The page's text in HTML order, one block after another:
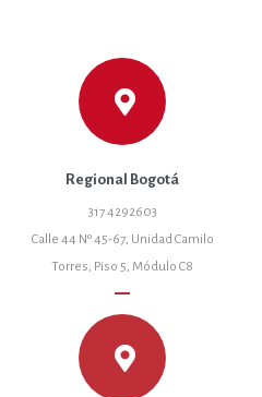
Regional Bogotá
317 4292603
Calle 44 Nº 45-67, Unidad Camilo
Torres, Piso 5, Módulo C8
remove